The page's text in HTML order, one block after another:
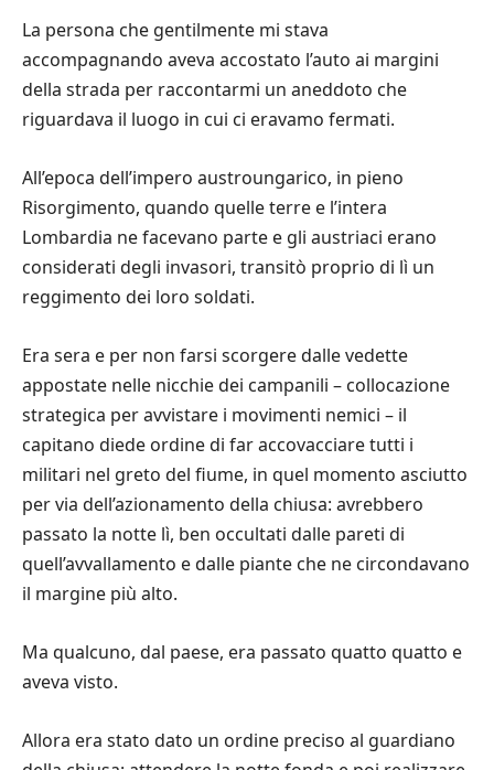
La persona che gentilmente mi stava
accompagnando aveva accostato l’auto ai margini
della strada per raccontarmi un aneddoto che
riguardava il luogo in cui ci eravamo fermati.
All’epoca dell’impero austroungarico, in pieno
Risorgimento, quando quelle terre e l’intera
Lombardia ne facevano parte e gli austriaci erano
considerati degli invasori, transitò proprio di lì un
reggimento dei loro soldati.
Era sera e per non farsi scorgere dalle vedette
appostate nelle nicchie dei campanili – collocazione
strategica per avvistare i movimenti nemici – il
capitano diede ordine di far accovacciare tutti i
militari nel greto del fiume, in quel momento asciutto
per via dell’azionamento della chiusa: avrebbero
passato la notte lì, ben occultati dalle pareti di
quell’avvallamento e dalle piante che ne circondavano
il margine più alto.
Ma qualcuno, dal paese, era passato quatto quatto e
aveva visto.
Allora era stato dato un ordine preciso al guardiano